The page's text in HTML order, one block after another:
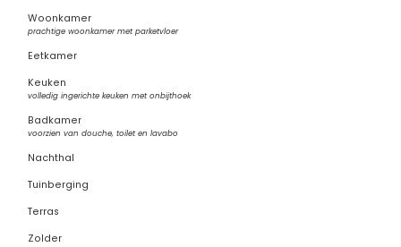
Woonkamer
prachtige woonkamer met parketvloer
Eetkamer
Keuken
volledig ingerichte keuken met onbijthoek
Badkamer
voorzien van douche, toilet en lavabo
Nachthal
Tuinberging
Terras
Zolder